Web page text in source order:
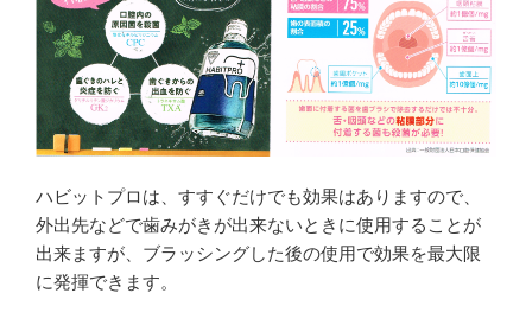
ハビットプロは、すすぐだけでも効果はありますので、
外出先などで歯みがきが出来ないときに使用することが
出来ますが、ブラッシングした後の使用で効果を最大限
に発揮できます。